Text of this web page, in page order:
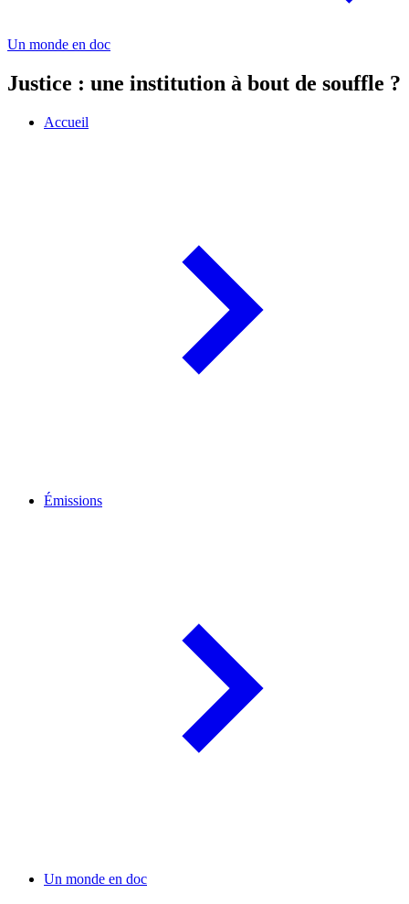
Un monde en doc
Justice : une institution à bout de souffle ?
Accueil
Émissions
Un monde en doc